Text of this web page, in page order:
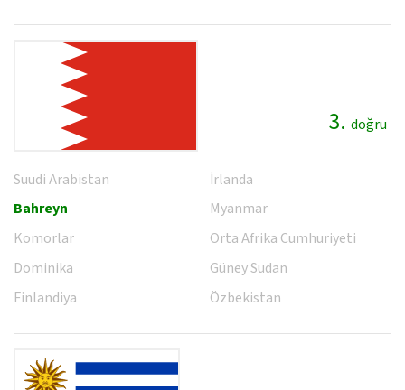
3. doğru
Suudi Arabistan
Bahreyn
Komorlar
Dominika
Finlandiya
İrlanda
Myanmar
Orta Afrika Cumhuriyeti
Güney Sudan
Özbekistan